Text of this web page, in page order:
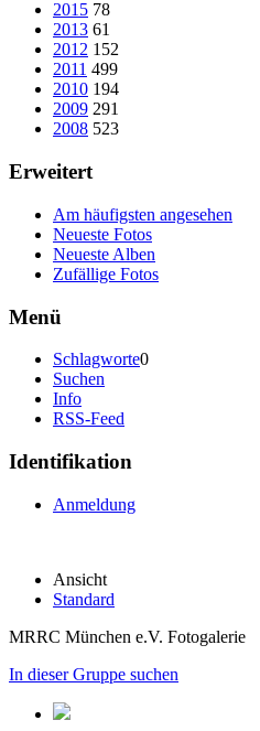
2015 78
2013 61
2012 152
2011 499
2010 194
2009 291
2008 523
Erweitert
Am häufigsten angesehen
Neueste Fotos
Neueste Alben
Zufällige Fotos
Menü
Schlagworte0
Suchen
Info
RSS-Feed
Identifikation
Anmeldung
Ansicht
Standard
MRRC München e.V. Fotogalerie
In dieser Gruppe suchen